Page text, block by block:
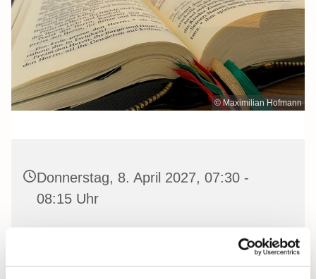
© Maximilian Hofmann
Donnerstag, 8. April 2027, 07:30 -
08:15 Uhr
Heilige Dreifaltigkeit Kirche, Stralsund,